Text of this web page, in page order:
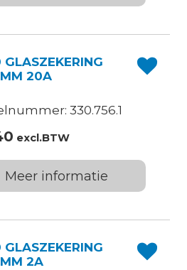
GLASZEKERING
20A
330.756.1
excl.BTW
Meer informatie
GLASZEKERING
2A